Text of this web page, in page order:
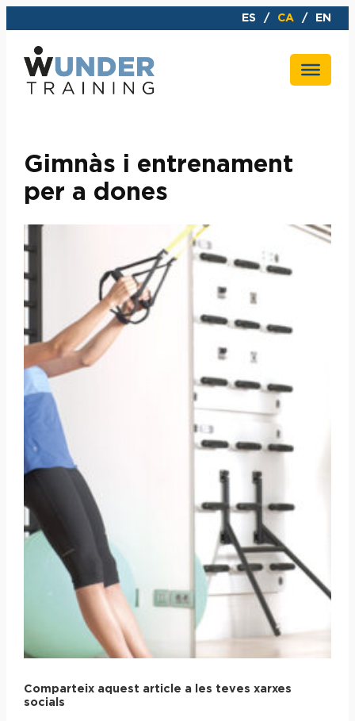
al
contingut
ES CA EN
Gimnàs i entrenament
per a dones
Comparteix aquest article a les teves xarxes
socials